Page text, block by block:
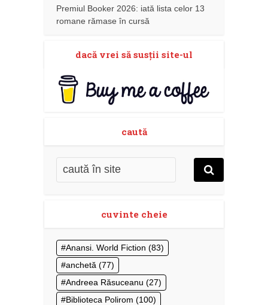
Premiul Booker 2026: iată lista celor 13
romane rămase în cursă
dacă vrei să susţii site-ul
caută
cuvinte cheie
Anansi. World Fiction (83)
anchetă (77)
Andreea Răsuceanu (27)
Biblioteca Polirom (100)